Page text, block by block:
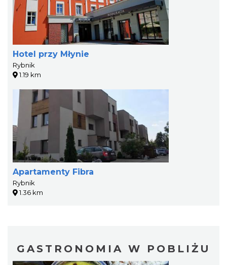
Hotel przy Młynie
Rybnik
1.19 km
Apartamenty Fibra
Rybnik
1.36 km
GASTRONOMIA W POBLIŻU